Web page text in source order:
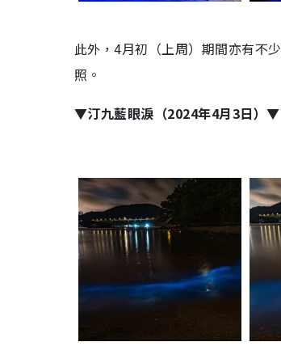
此外，4月初（上周）期間亦有不
照。
▼汀九藍眼淚（2024年4月3日）▼